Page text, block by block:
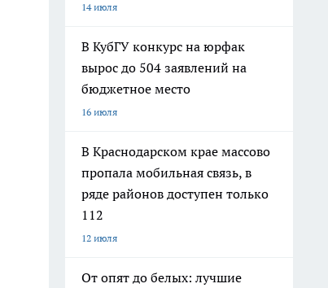
14 июля
В КубГУ конкурс на юрфак
вырос до 504 заявлений на
бюджетное место
16 июля
В Краснодарском крае массово
пропала мобильная связь, в
ряде районов доступен только
112
12 июля
От опят до белых: лучшие